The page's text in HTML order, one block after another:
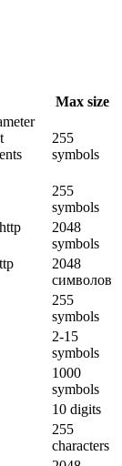
Max size
255
symbols
255
symbols
2048
symbols
2048
символов
255
symbols
2-15
symbols
1000
symbols
10 digits
255
characters